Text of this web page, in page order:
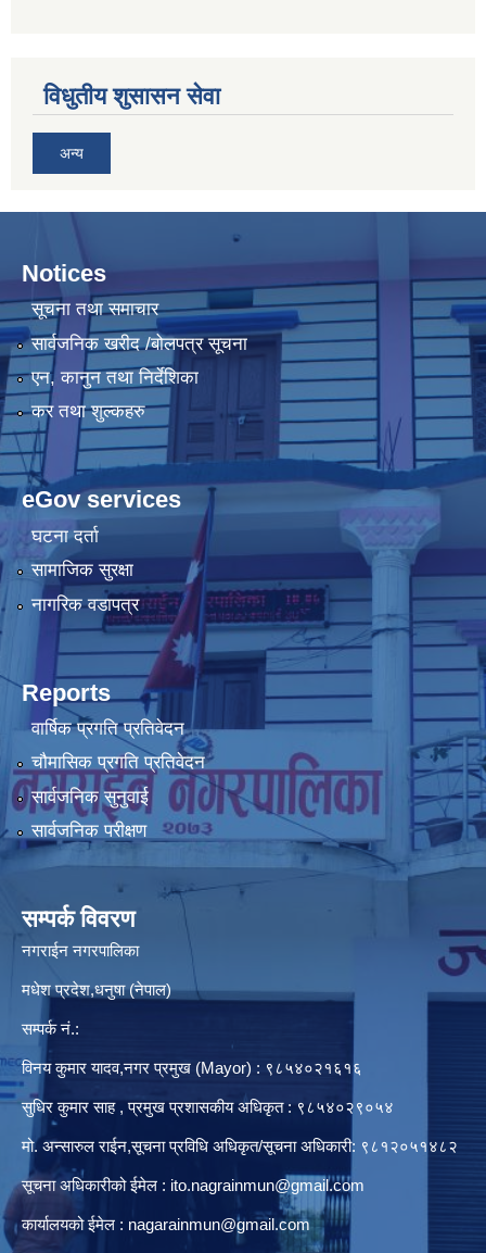
विधुतीय शुसासन सेवा
अन्य
Notices
सूचना तथा समाचार
सार्वजनिक खरीद /बोलपत्र सूचना
एन, कानुन तथा निर्देशिका
कर तथा शुल्कहरु
eGov services
घटना दर्ता
सामाजिक सुरक्षा
नागरिक वडापत्र
Reports
वार्षिक प्रगति प्रतिवेदन
चौमासिक प्रगति प्रतिवेदन
सार्वजनिक सुनुवाई
सार्वजनिक परीक्षण
सम्पर्क विवरण
नगराईन नगरपालिका
मधेश प्रदेश,धनुषा (नेपाल)
सम्पर्क नं.:
विनय कुमार यादव,नगर प्रमुख (Mayor) : ९८५४०२१६१६
सुधिर कुमार साह , प्रमुख प्रशासकीय अधिकृत : ९८५४०२९०५४
मो. अन्सारुल राईन,सूचना प्रविधि अधिकृत/सूचना अधिकारी: ९८१२०५१४८२
सूचना अधिकारीको ईमेल : ito.nagrainmun@gmail.com
कार्यालयको ईमेल : nagarainmun@gmail.com